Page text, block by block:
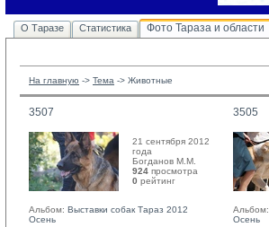
О Таразе Статистика Фото Тараза и области
На главную -> Тема -> Животные
3507
21 сентября 2012
года
Богданов М.М.
924 просмотра
0 рейтинг
Альбом: Выставки собак Тараз 2012
Осень
3505
Альбом:
Осень